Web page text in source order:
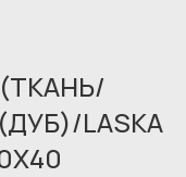
(ТКАНЬ/
LASKA